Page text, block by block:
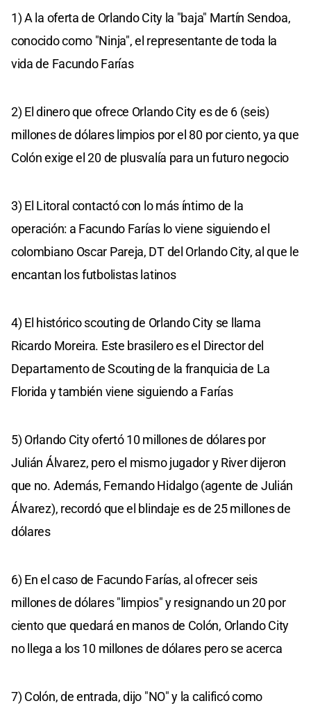
1) A la oferta de Orlando City la "baja" Martín Sendoa,
conocido como "Ninja", el representante de toda la
vida de Facundo Farías
2) El dinero que ofrece Orlando City es de 6 (seis)
millones de dólares limpios por el 80 por ciento, ya que
Colón exige el 20 de plusvalía para un futuro negocio
3) El Litoral contactó con lo más íntimo de la
operación: a Facundo Farías lo viene siguiendo el
colombiano Oscar Pareja, DT del Orlando City, al que le
encantan los futbolistas latinos
4) El histórico scouting de Orlando City se llama
Ricardo Moreira. Este brasilero es el Director del
Departamento de Scouting de la franquicia de La
Florida y también viene siguiendo a Farías
5) Orlando City ofertó 10 millones de dólares por
Julián Álvarez, pero el mismo jugador y River dijeron
que no. Además, Fernando Hidalgo (agente de Julián
Álvarez), recordó que el blindaje es de 25 millones de
dólares
6) En el caso de Facundo Farías, al ofrecer seis
millones de dólares "limpios" y resignando un 20 por
ciento que quedará en manos de Colón, Orlando City
no llega a los 10 millones de dólares pero se acerca
7) Colón, de entrada, dijo "NO" y la calificó como